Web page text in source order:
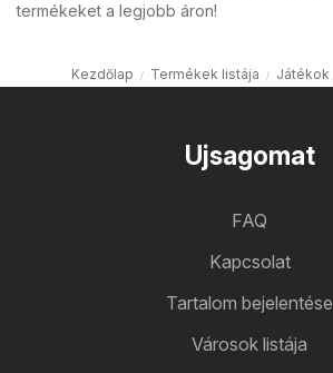
termékeket a legjobb áron!
Kezdőlap Termékek listája Játékok
Ujsagomat
FAQ
Kapcsolat
Tartalom bejelentése
Városok listája